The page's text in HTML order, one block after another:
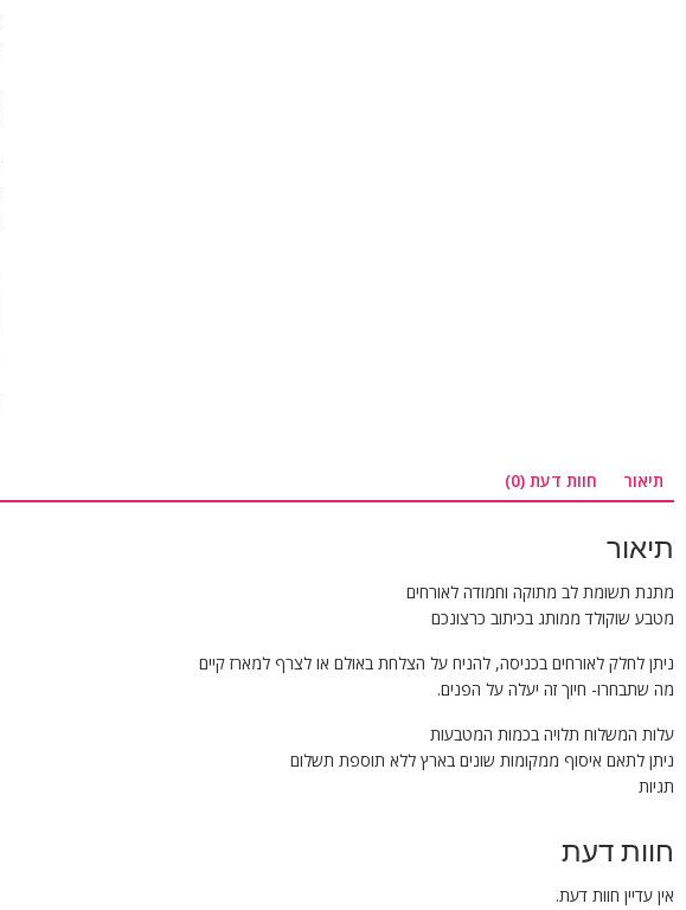
תיאור חוות דעת (0)
תיאור
מתנת תשומת לב מתוקה וחמודה לאורחים
מטבע שוקולד ממותג בכיתוב כרצונכם
ניתן לחלק לאורחים בכניסה, להניח על הצלחת באולם או לצרף למארז קיים
מה שתבחרו- חיוך זה יעלה על הפנים.
עלות המשלוח תלויה בכמות המטבעות
ניתן לתאם איסוף ממקומות שונים בארץ ללא תוספת תשלום
תגיות
חוות דעת
אין עדיין חוות דעת.